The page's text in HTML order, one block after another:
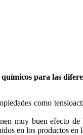
para las
como
muy buen efecto de
en los productos en